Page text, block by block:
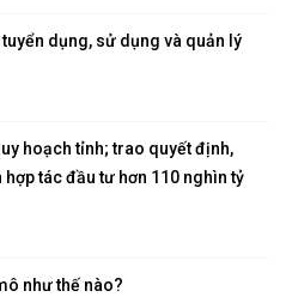
dụng, sử dụng và quản lý
hoạch tỉnh; trao quyết định,
tác đầu tư hơn 110 nghìn tỷ
như thế nào?